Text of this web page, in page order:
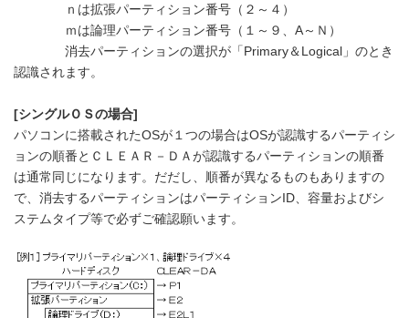
ｎは拡張パーティション番号（２～４）
ｍは論理パーティション番号（１～９、A～Ｎ）
消去パーティションの選択が「Primary＆Logical」のとき
認識されます。
[シングルＯＳの場合]
パソコンに搭載されたOSが１つの場合はOSが認識するパーティシ
ョンの順番とＣＬＥＡＲ－ＤＡが認識するパーティションの順番
は通常同じになります。だだし、順番が異なるものもありますの
で、消去するパーティションはパーティションID、容量およびシ
ステムタイプ等で必ずご確認願います。